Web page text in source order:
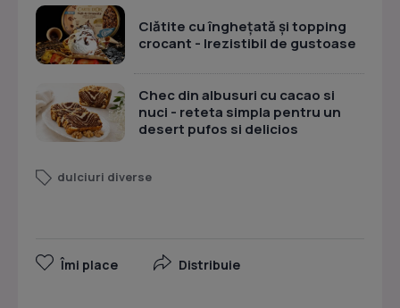
Clătite cu înghețată și topping
crocant - Irezistibil de gustoase
Chec din albusuri cu cacao si
nuci - reteta simpla pentru un
desert pufos si delicios
dulciuri diverse
Îmi place Distribuie